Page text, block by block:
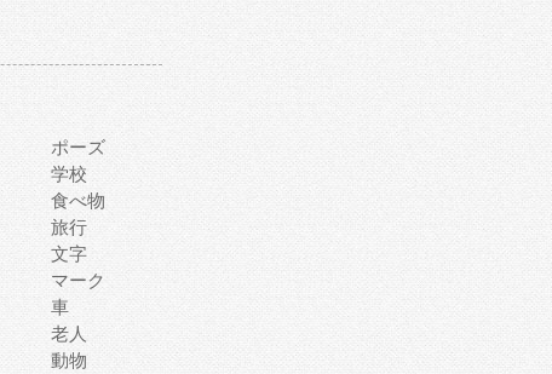
ポーズ
学校
食べ物
旅行
文字
マーク
車
老人
動物